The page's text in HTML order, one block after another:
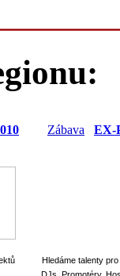
Zábava EX-
Hledáme talenty